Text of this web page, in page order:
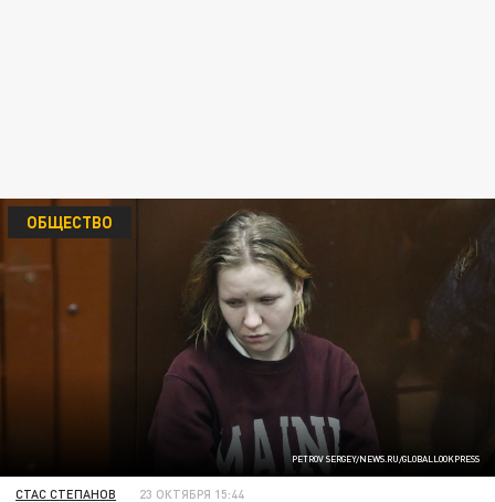
PETROV SERGEY/NEWS.RU/GLOBALLOOKPRESS
ОБЩЕСТВО
СТАС СТЕПАНОВ 23 ОКТЯБРЯ 15:44